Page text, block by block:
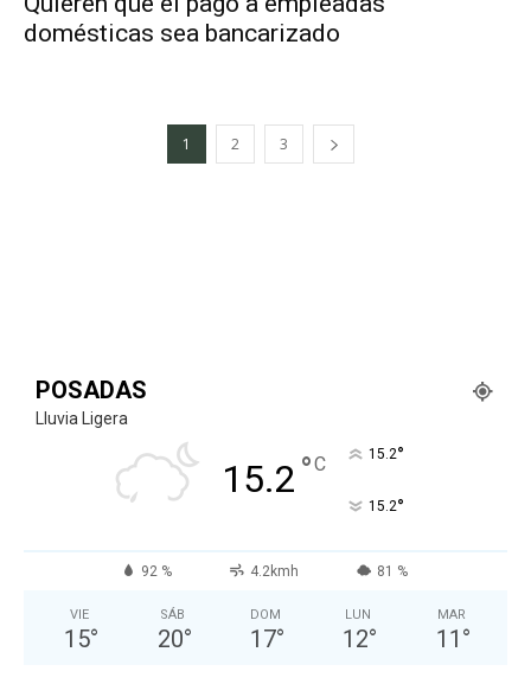
domésticas sea bancarizado
1 2 3
POSADAS
Lluvia Ligera
15.2 °C 15.2°
15.2°
92 % 4.2kmh 81 %
VIE
15°
SÁB
20°
DOM
17°
LUN
12°
MAR
11 °